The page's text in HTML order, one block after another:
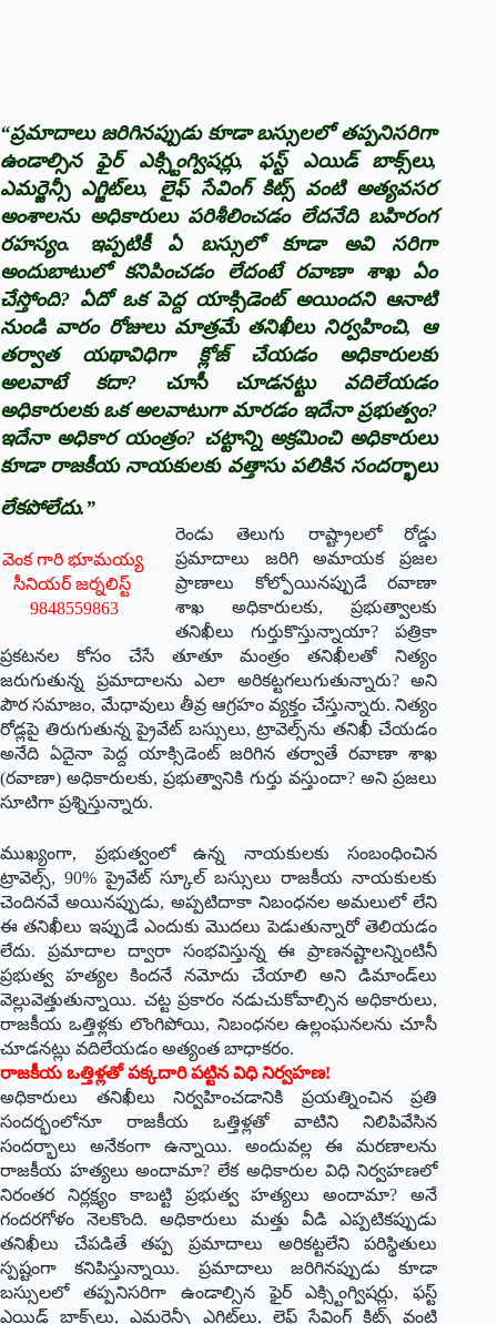
“ప్రమాదాలు జరిగినప్పుడు కూడా బస్సులలో తప్పనిసరిగా
ఉండాల్సిన ఫైర్ ఎక్స్టింగ్విషర్లు, ఫస్ట్ ఎయిడ్ బాక్స్‌లు,
ఎమర్జెన్సీ ఎగ్జిట్‌లు, లైఫ్ సేవింగ్ కిట్స్ వంటి అత్యవసర
అంశాలను అధికారులు పరిశీలించడం లేదనేది బహిరంగ
రహస్యం. ఇప్పటికీ ఏ బస్సులో కూడా అవి సరిగా
అందుబాటులో కనిపించడం లేదంటే రవాణా శాఖ ఏం
చేస్తోంది? ఏదో ఒక పెద్ద యాక్సిడెంట్ అయిందని ఆనాటి
నుండి వారం రోజులు మాత్రమే తనిఖీలు నిర్వహించి, ఆ
తర్వాత యథావిధిగా క్లోజ్ చేయడం అధికారులకు
అలవాటే కదా? చూసీ చూడనట్టు వదిలేయడం
అధికారులకు ఒక అలవాటుగా మారడం ఇదేనా ప్రభుత్వం?
ఇదేనా అధికార యంత్రం? చట్టాన్ని అక్రమించి అధికారులు
కూడా రాజకీయ నాయకులకు వత్తాసు పలికిన సందర్భాలు
లేకపోలేదు.”
వెంక గారి భూమయ్య
సీనియర్ జర్నలిస్ట్
9848559863
రెండు తెలుగు రాష్ట్రాలలో రోడ్డు
ప్రమాదాలు జరిగి అమాయక ప్రజల
ప్రాణాలు కోల్పోయినప్పుడే రవాణా
శాఖ అధికారులకు, ప్రభుత్వాలకు
తనిఖీలు గుర్తుకొస్తున్నాయా? పత్రికా
ప్రకటనల కోసం చేసే తూతూ మంత్రం తనిఖీలతో నిత్యం
జరుగుతున్న ప్రమాదాలను ఎలా అరికట్టగలుగుతున్నారు? అని
పౌర సమాజం, మేధావులు తీవ్ర ఆగ్రహం వ్యక్తం చేస్తున్నారు. నిత్యం
రోడ్లపై తిరుగుతున్న ప్రైవేట్ బస్సులు, ట్రావెల్స్‌ను తనిఖీ చేయడం
అనేది ఏదైనా పెద్ద యాక్సిడెంట్ జరిగిన తర్వాతే రవాణా శాఖ
(రవాణా) అధికారులకు, ప్రభుత్వానికి గుర్తు వస్తుందా? అని ప్రజలు
సూటిగా ప్రశ్నిస్తున్నారు.
ముఖ్యంగా, ప్రభుత్వంలో ఉన్న నాయకులకు సంబంధించిన
ట్రావెల్స్, 90% ప్రైవేట్ స్కూల్ బస్సులు రాజకీయ నాయకులకు
చెందినవే అయినప్పుడు, అప్పటిదాకా నిబంధనల అమలులో లేని
ఈ తనిఖీలు ఇప్పుడే ఎందుకు మొదలు పెడుతున్నారో తెలియడం
లేదు. ప్రమాదాల ద్వారా సంభవిస్తున్న ఈ ప్రాణనష్టాలన్నింటినీ
ప్రభుత్వ హత్యల కిందనే నమోదు చేయాలి అని డిమాండ్‌లు
వెల్లువెత్తుతున్నాయి. చట్ట ప్రకారం నడుచుకోవాల్సిన అధికారులు,
రాజకీయ ఒత్తిళ్లకు లొంగిపోయి, నిబంధనల ఉల్లంఘనలను చూసీ
చూడనట్లు వదిలేయడం అత్యంత బాధాకరం.
రాజకీయ ఒత్తిళ్లతో పక్కదారి పట్టిన విధి నిర్వహణ!
అధికారులు తనిఖీలు నిర్వహించడానికి ప్రయత్నించిన ప్రతి
సందర్భంలోనూ రాజకీయ ఒత్తిళ్లతో వాటిని నిలిపివేసిన
సందర్భాలు అనేకంగా ఉన్నాయి. అందువల్ల ఈ మరణాలను
రాజకీయ హత్యలు అందామా? లేక అధికారుల విధి నిర్వహణలో
నిరంతర నిర్లక్ష్యం కాబట్టి ప్రభుత్వ హత్యలు అందామా? అనే
గందరగోళం నెలకొంది. అధికారులు మత్తు వీడి ఎప్పటికప్పుడు
తనిఖీలు చేపడితే తప్ప ప్రమాదాలు అరికట్టలేని పరిస్థితులు
స్పష్టంగా కనిపిస్తున్నాయి. ప్రమాదాలు జరిగినప్పుడు కూడా
బస్సులలో తప్పనిసరిగా ఉండాల్సిన ఫైర్ ఎక్స్టింగ్విషర్లు, ఫస్ట్
ఎయిడ్ బాక్స్‌లు, ఎమర్జెన్సీ ఎగ్జిట్‌లు, లైఫ్ సేవింగ్ కిట్స్ వంటి